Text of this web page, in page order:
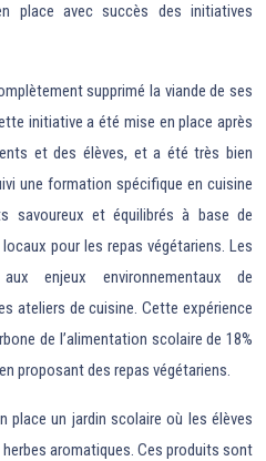
place avec succès des initiatives
supprimé la viande de ses
initiative a été mise en place après
et des élèves, et a été très bien
une formation spécifique en cuisine
savoureux et équilibrés à base de
pour les repas végétariens. Les
enjeux environnementaux de
ateliers de cuisine. Cette expérience
de l’alimentation scolaire de 18%
proposant des repas végétariens.
place un jardin scolaire où les élèves
aromatiques. Ces produits sont